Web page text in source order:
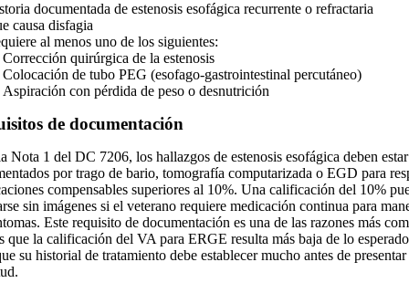
documentada de estenosis esofágica recurrente o refractaria
causa disfagia
al menos uno de los siguientes:
Corrección quirúrgica de la estenosis
Colocación de tubo PEG (esofago-gastrointestinal percutáneo)
Aspiración con pérdida de peso o desnutrición
de documentación
Nota 1 del DC 7206, los hallazgos de estenosis esofágica deben estar
por trago de bario, tomografía computarizada o EGD para
compensables superiores al 10%. Una calificación del 10%
sin imágenes si el veterano requiere medicación continua para
Este requisito de documentación es una de las razones más
que la calificación del VA para ERGE resulta más baja de lo
su historial de tratamiento debe establecer mucho antes de